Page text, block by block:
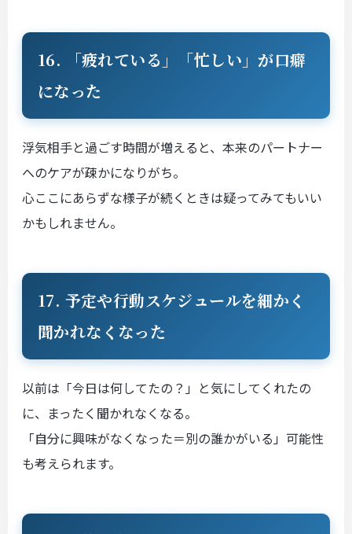
16. 「疲れている」「忙しい」が口癖
になった
浮気相手と過ごす時間が増えると、本来のパートナー
へのケアが疎かになりがち。
心ここにあらずな様子が続くときは疑ってみてもいい
かもしれません。
17. 予定や行動スケジュールを細かく
聞かれなくなった
以前は「今日は何してたの？」と気にしてくれたの
に、まったく聞かれなくなる。
「自分に興味がなくなった＝別の誰かがいる」可能性
も考えられます。